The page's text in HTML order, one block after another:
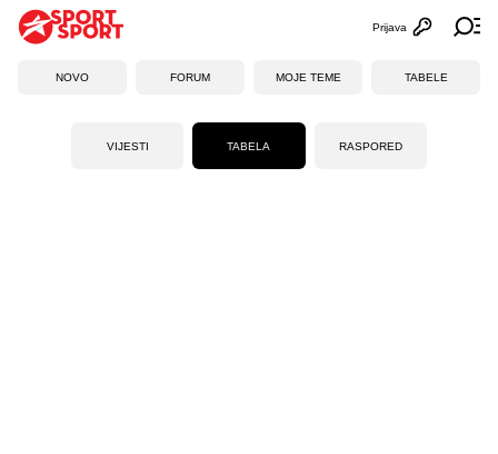
Otvori
Prijava
NOVO FORUM MOJE TEME TABELE
VIJESTI TABELA RASPORED